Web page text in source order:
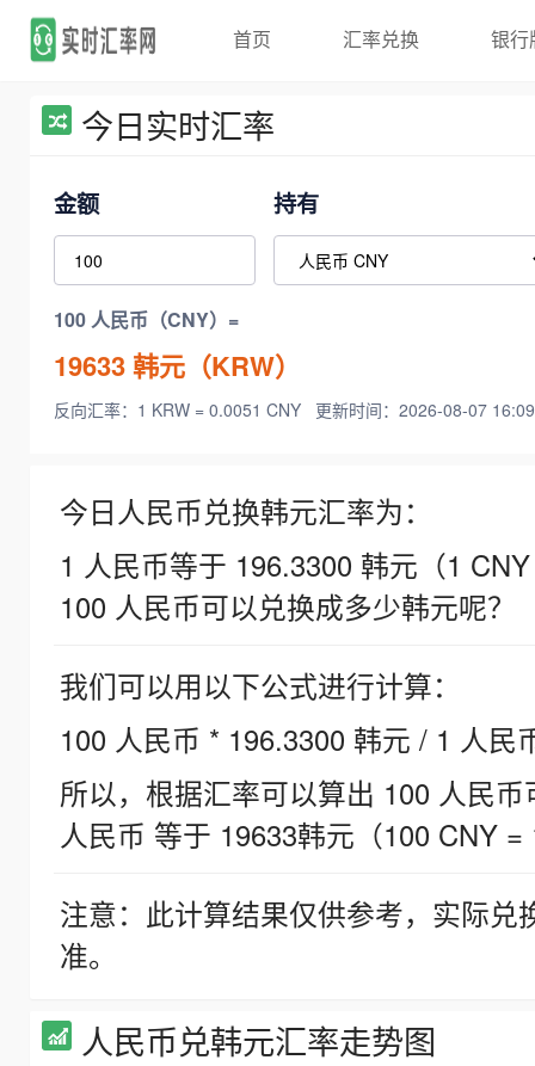
首页 汇率兑换 银行
今日实时汇率
金额 持有
100 人民币（CNY）=
19633韩元（KRW）
反向汇率：1 KRW = 0.0051 CNY 更新时间：2026-08-07
今日人民币兑换韩元汇率为：
1 人民币等于 196.3300 韩元（1
100 人民币可以兑换成多少韩元呢？
我们可以用以下公式进行计算：
100 人民币 * 196.3300 韩元 / 1 人民
所以，根据汇率可以算出 100 人民
人民币 等于 19633韩元（100 CNY =
注意：此计算结果仅供参考，实际
准。
人民币兑韩元汇率走势图